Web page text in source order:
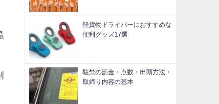
軽貨物ドライバーにおすすめな
便利グッズ17選
駐禁の罰金・点数・出頭方法・
取締り内容の基本